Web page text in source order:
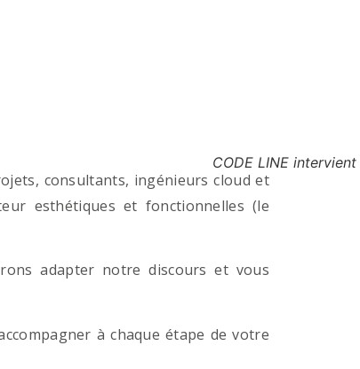
consultants, ingénieurs cloud et
esthétiques et fonctionnelles (le
adapter notre discours et vous
à chaque étape de votre
CODE LINE